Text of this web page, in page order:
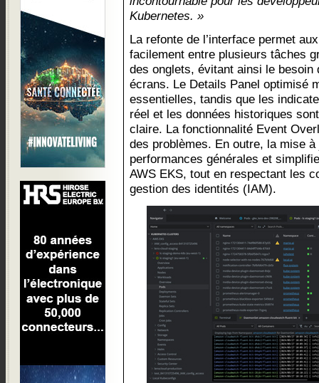
Kubernetes. »
La refonte de l’interface permet
facilement entre plusieurs tâches
des onglets, évitant ainsi le besoin
écrans. Le Details Panel optimisé
essentielles, tandis que les
réel et les données historiques
claire. La fonctionnalité Event
des problèmes. En outre, la mise
performances générales et
AWS EKS, tout en respectant les
gestion des identités (IAM).